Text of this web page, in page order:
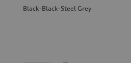
Black-Black-Steel Grey